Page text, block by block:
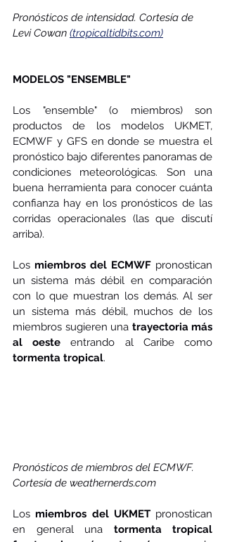
Pronósticos de intensidad. Cortesía de
Levi Cowan (tropicaltidbits.com)
MODELOS "ENSEMBLE"
Los "ensemble" (o miembros) son
productos de los modelos UKMET,
ECMWF y GFS en donde se muestra el
pronóstico bajo diferentes panoramas de
condiciones meteorológicas. Son una
buena herramienta para conocer cuánta
confianza hay en los pronósticos de las
corridas operacionales (las que discutí
arriba).
Los miembros del ECMWF pronostican
un sistema más débil en comparación
con lo que muestran los demás. Al ser
un sistema más débil, muchos de los
miembros sugieren una trayectoria más
al oeste
tormenta tropical.
Pronósticos de miembros del ECMWF.
Cortesía de weathernerds.com
Los miembros del UKMET pronostican
en general una tormenta tropical